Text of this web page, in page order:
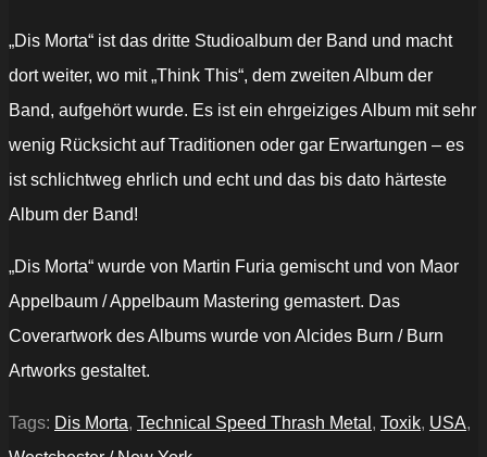
„Dis Morta“ ist das dritte Studioalbum der Band und macht
dort weiter, wo mit „Think This“, dem zweiten Album der
Band, aufgehört wurde. Es ist ein ehrgeiziges Album mit sehr
wenig Rücksicht auf Traditionen oder gar Erwartungen – es
ist schlichtweg ehrlich und echt und das bis dato härteste
Album der Band!
„Dis Morta“ wurde von Martin Furia gemischt und von Maor
Appelbaum / Appelbaum Mastering gemastert. Das
Coverartwork des Albums wurde von Alcides Burn / Burn
Artworks gestaltet.
Tags: Dis Morta, Technical Speed Thrash Metal , Toxik, USA,